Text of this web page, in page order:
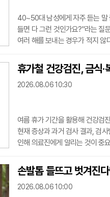
40~50대 남성에게 자주 듣는 말
들면 다 그런 것인가요?"라는 질
여러 해를 보내는 경우가 적지
본인이나 가족 모두 인지하기 어
(Late-Onset Hypogonadism,
신적 증상을
휴가철 건강검진, 금식
2026.08.06 10:30
여름 휴가 기간을 활용해 건강검
현재 증상과 과거 검사 결과, 검
인해 의료진에게 알리는 것이 중
다.지속적인 피로는 빈혈과 갑
과거 검진에서 이상 소견이 확인
료
손발톱 들뜨고 벗겨진
2026.08.06 10:00